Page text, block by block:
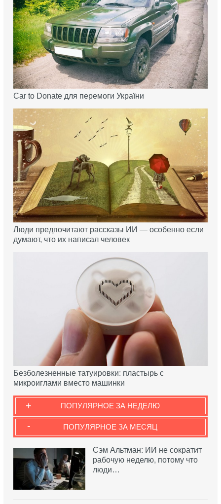
Car to Donate для перемоги України
Люди предпочитают рассказы ИИ — особенно если
думают, что их написал человек
Безболезненные татуировки: пластырь с
микроиглами вместо машинки
ПОПУЛЯРНОЕ ЗА НЕДЕЛЮ
+
ПОПУЛЯРНОЕ ЗА МЕСЯЦ
-
Сэм Альтман: ИИ не сократит
рабочую неделю, потому что
люди…